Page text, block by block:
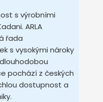
s výrobními
ARLA
řada
s vysokými nároky
pochází z českých
dostupnost a